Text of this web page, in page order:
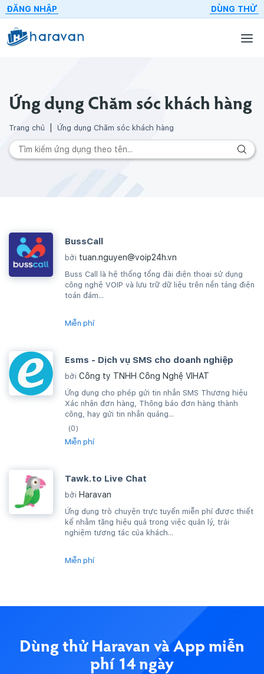
ĐĂNG NHẬP DÙNG THỬ
Ứng dụng Chăm sóc khách hàng
Trang chủ Ứng dụng Chăm sóc khách hàng
BussCall
bởi tuan.nguyen@voip24h.vn
Buss Call là hệ thống tổng đài điện thoại sử dụng
công nghệ VOIP và lưu trữ dữ liệu trên nền tảng điện
toán đám...
Miễn phí
Esms - Dịch vụ SMS cho doanh nghiệp
bởi Công ty TNHH Công Nghệ VIHAT
Ứng dụng cho phép gửi tin nhắn SMS Thương hiệu
Xác nhận đơn hàng, Thông báo đơn hàng thành
công, hay gửi tin nhắn quảng...
(0)
Miễn phí
Tawk.to Live Chat
bởi Haravan
Ứng dụng trò chuyện trực tuyến miễn phí được thiết
kế nhằm tăng hiệu quả trong việc quản lý, trải
nghiệm tương tác của khách...
Miễn phí
Dùng thử Haravan và App miễn
phí 14 ngày